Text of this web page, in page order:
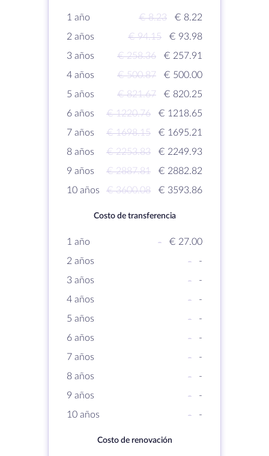
1 año € 8.23
€ 8.22
2 años
€ 94.15
€ 93.98
3 años
€ 258.36
€ 257.91
4 años
€ 500.87
€ 500.00
5 años
€ 821.67
€ 820.25
6 años
€ 1220.76
€ 1218.65
7 años
€ 1698.15
€ 1695.21
8 años
€ 2253.83
€ 2249.93
9 años
€ 2887.81
€ 2882.82
10 años
€ 3600.08 € 3593.86
Costo de transferencia
1 año -
€ 27.00
2 años
-
-
3 años
-
-
4 años
-
-
5 años
-
-
6 años
-
-
7 años
-
-
8 años
-
-
9 años
-
-
10 años
- -
Costo de renovación